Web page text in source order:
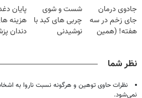
میلیون
جادوی درمان
جای زخم در سه
هفته! (همین
شست و شوی
چربی های کبد با
نوشیدنی
پایان
هزینه
دندان
نظر شما
نظرات حاوی توهین و هرگونه نسبت ناروا به
نمی‌شود.